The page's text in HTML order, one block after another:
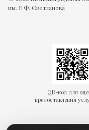
им. Е.Ф. Светланова
QR-код для
предоставления